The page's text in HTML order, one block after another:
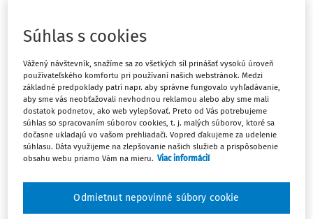
Ups, zatiaľ ste si prečítali len
začiatok...
Celý odborný obsah z tejto oblasti je
dostupný predplatiteľom portálu.
Súhlas s cookies
Vážený návštevník, snažíme sa zo všetkých síl prinášať vysokú úroveň
používateľského komfortu pri používaní našich webstránok. Medzi
základné predpoklady patrí napr. aby správne fungovalo vyhľadávanie,
aby sme vás neobťažovali nevhodnou reklamou alebo aby sme mali
dostatok podnetov, ako web vylepšovať. Preto od Vás potrebujeme
súhlas so spracovaním súborov cookies, t. j. malých súborov, ktoré sa
dočasne ukladajú vo vašom prehliadači. Vopred ďakujeme za udelenie
súhlasu. Dáta využijeme na zlepšovanie našich služieb a prispôsobenie
obsahu webu priamo Vám na mieru. Viac informácií
Odmietnut nepovinné súbory cookie